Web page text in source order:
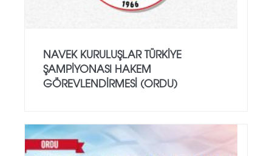
NAVEK KURULUŞLAR TÜRKIYE
ŞAMPIYONASI HAKEM
GÖREVLENDIRMESI (ORDU)